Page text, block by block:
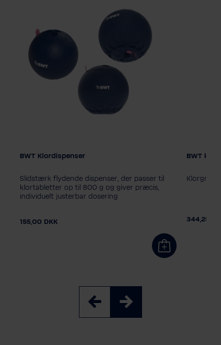
BWT Klordispenser
Slidstærk flydende dispenser, der passer til
klortabletter op til 800 g og giver præcis,
individuelt justerbar dosering
155,00 DKK
Størrelse
BWT
344,25